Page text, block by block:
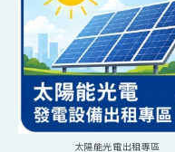
太陽能光電出租專區